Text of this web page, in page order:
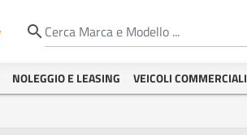
search
NOLEGGIO E LEASING VEICOLI COMMERCIALI